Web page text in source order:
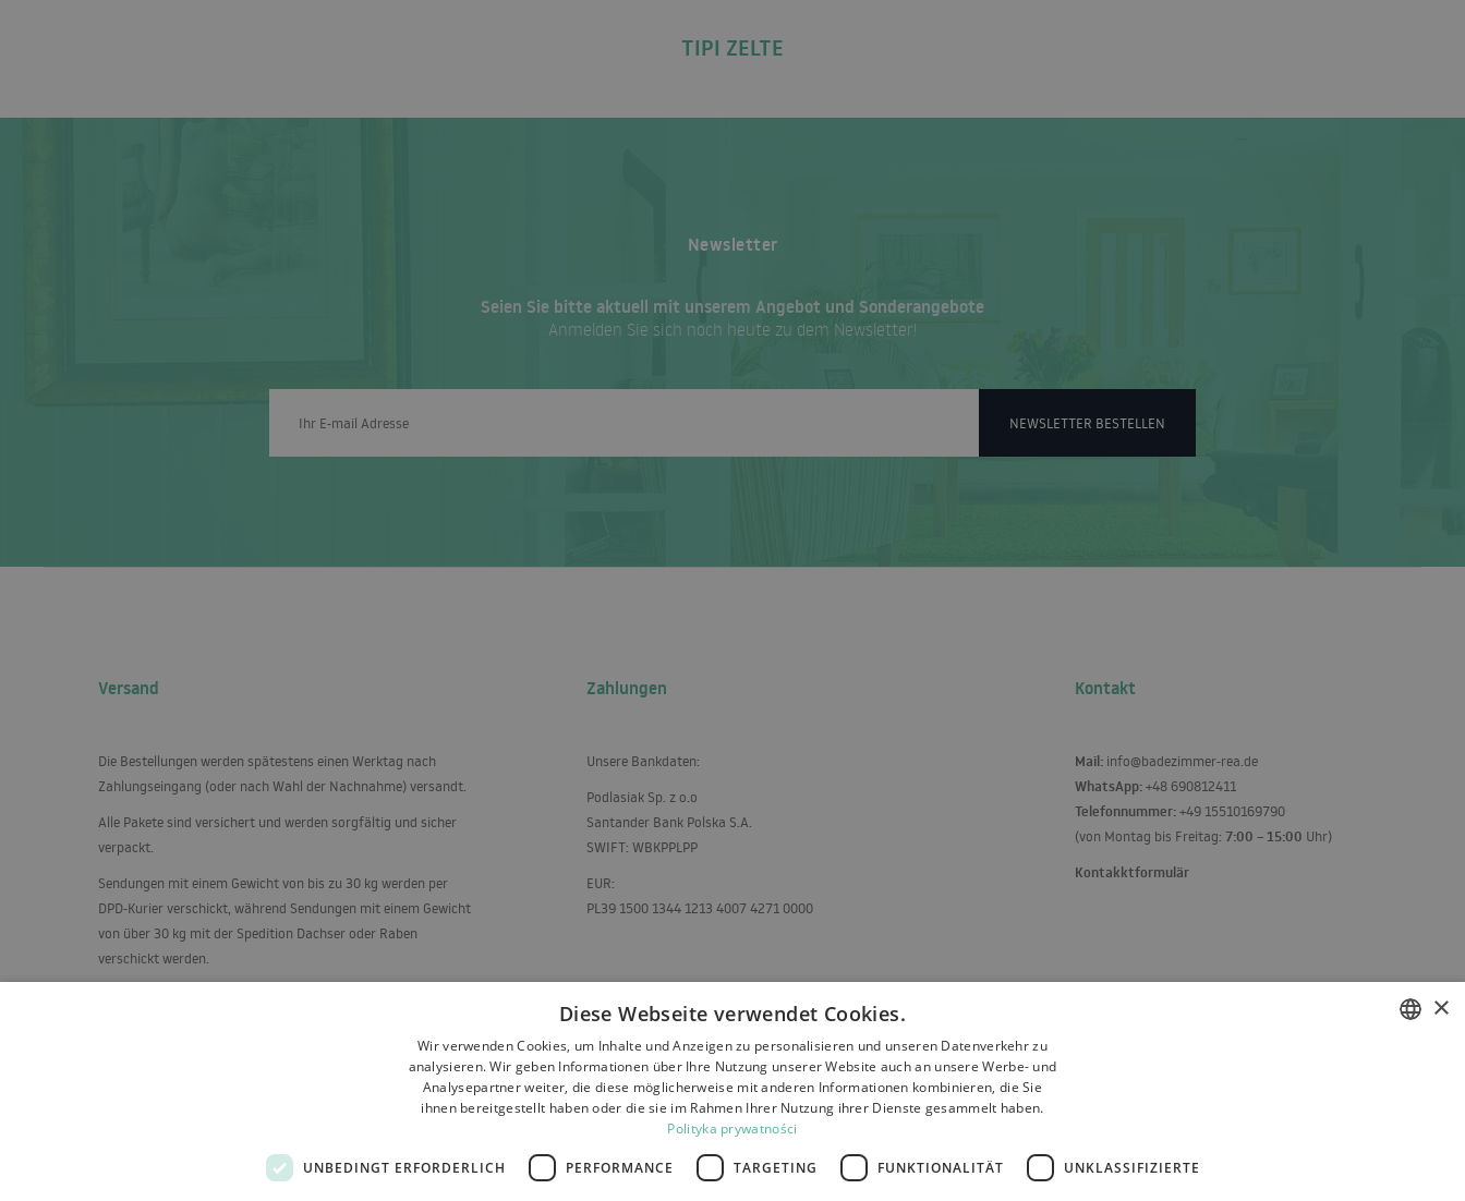
TIPI ZELTE
Newsletter
Seien Sie bitte aktuell mit unserem Angebot und Sonderangebote
Anmelden Sie sich noch heute zu dem Newsletter!
NEWSLETTER BESTELLEN
Versand
Die Bestellungen werden spätestens einen Werktag nach
Zahlungseingang (oder nach Wahl der Nachnahme) versandt.
Alle Pakete sind versichert und werden sorgfältig und sicher
verpackt.
Sendungen mit einem Gewicht von bis zu 30 kg werden per
DPD-Kurier verschickt, während Sendungen mit einem Gewicht
von über 30 kg mit der Spedition Dachser oder Raben
verschickt werden.
Position auf einem speziell konstruierten Gestell versandt.
Zahlungen
Unsere Bankdaten:
Podlasiak Sp. z o.o
Santander Bank Polska S.A.
SWIFT: WBKPPLPP
EUR:
PL39 1500 1344 1213 4007 4271 0000
Kontakt
Mail: info@badezimmer-rea.de
WhatsApp:+48 690812411
Telefonnummer:+49 15510169790
(von Montag bis Freitag: 7:00 – 15:00 Uhr)
Kontakktformulär
Allgemeine Geschäftsbedingungen Rückerstattung und Garantie Kontakt
×
Diese Webseite verwendet Cookies.
Wir verwenden Cookies, um Inhalte und Anzeigen zu personalisieren und unseren Datenverkehr zu
analysieren. Wir geben Informationen über Ihre Nutzung unserer Website auch an unsere Werbe- und
Analysepartner weiter, die diese möglicherweise mit anderen Informationen kombinieren, die Sie
ihnen bereitgestellt haben oder die sie im Rahmen Ihrer Nutzung ihrer Dienste gesammelt haben.
Polityka prywatności
UNBEDINGT ERFORDERLICH PERFORMANCE TARGETING FUNKTIONALITÄT UNKLASSIFIZIERTE